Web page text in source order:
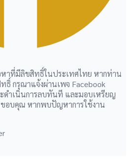
หาที่มีลิขสิทธิ์ในประเทศไทย หากท่าน
กรุณาแจ้งผ่านเพจ Facebook
ดำเนินการลบทันที และมอบเหรียญ
อบคุณ หากพบปัญหาการใช้งาน